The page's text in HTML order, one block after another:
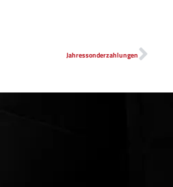
Jahressonderzahlungen